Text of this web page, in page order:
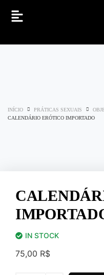
INÍCIO PRÁTICAS SEXUAIS
CALENDÁRIO ERÓTICO IMPORTADO
IN STOCK
75,00 R$